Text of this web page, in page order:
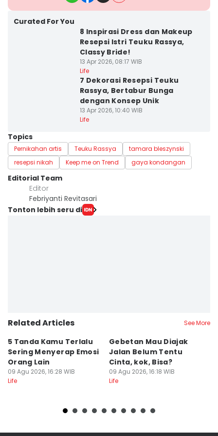
Curated For You
8 Inspirasi Dress dan Makeup
Resepsi Istri Teuku Rassya,
Classy Bride!
13 Apr 2026, 08:17 WIB
Life
7 Dekorasi Resepsi Teuku
Rassya, Bertabur Bunga
dengan Konsep Unik
13 Apr 2026, 10:40 WIB
Life
Topics
Pernikahan artis Teuku Rassya
tamara bleszynski
resepsi nikah
Keep me on Trend gaya kondangan
Editorial Team
Editor
Febriyanti Revitasari
Tonton lebih seru di
Related Articles See More
5 Tanda Kamu Terlalu
Sering Menyerap Emosi
Orang Lain
09 Agu 2026, 16:28 WIB
Life
Gebetan Mau Diajak
Jalan Belum Tentu
Cinta, kok, Bisa?
09 Agu 2026, 16:18 WIB
Life